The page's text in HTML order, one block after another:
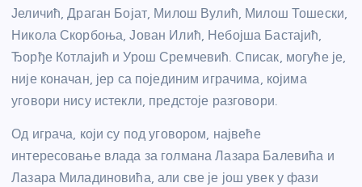
Јеличић, Драган Бојат, Милош Вулић, Милош Тошески,
Никола Скорбоња, Јован Илић, Небојша Бастајић,
Ђорђе Котлајић и Урош Сремчевић. Списак, могуће је,
није коначан, јер са појединим играчима, којима
уговори нису истекли, предстоје разговори.
Од играча, који су под уговором, највеће
интересовање влада за голмана Лазара Балевића и
Лазара Миладиновића, али све је још увек у фази